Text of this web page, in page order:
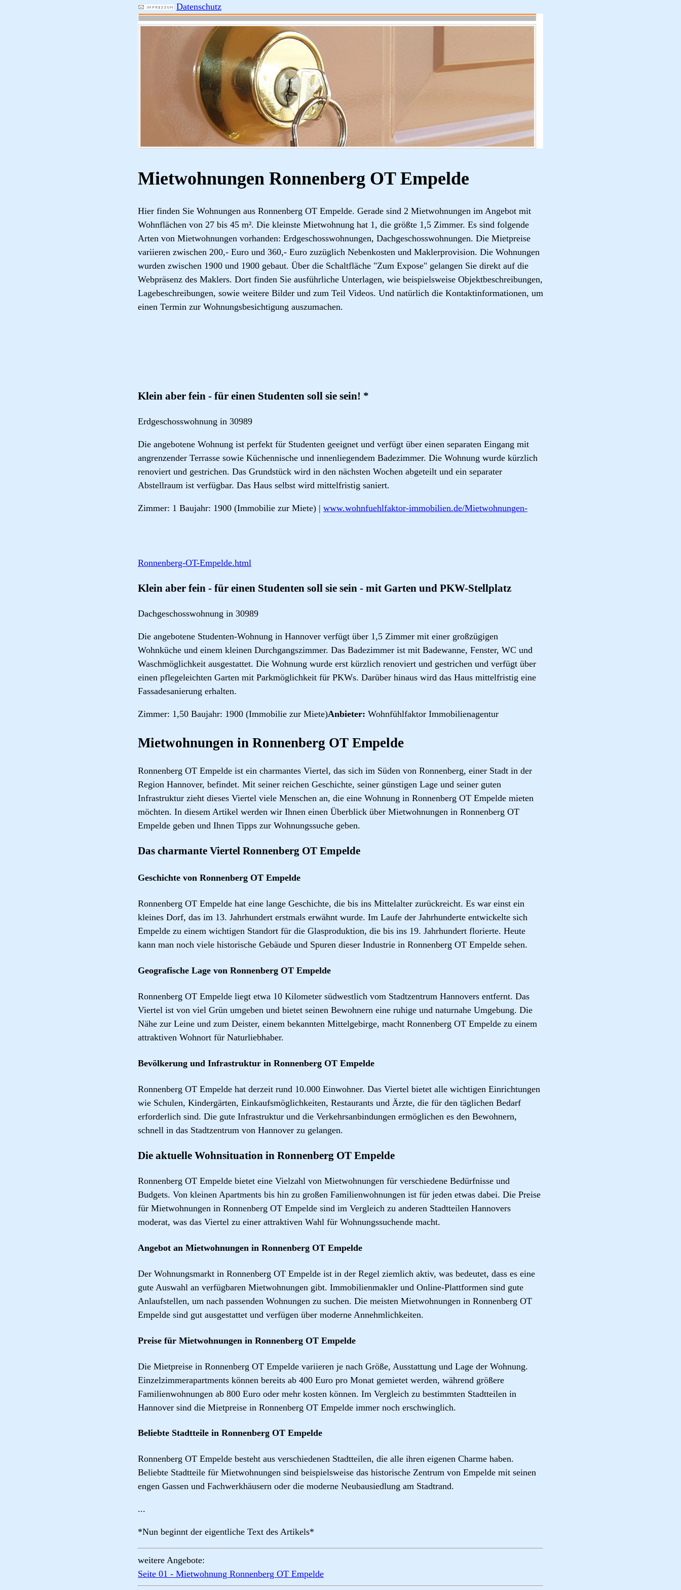
Datenschutz
Mietwohnungen Ronnenberg OT Empelde
Hier finden Sie Wohnungen aus Ronnenberg OT Empelde. Gerade sind 2 Mietwohnungen im Angebot mit
Wohnflächen von 27 bis 45 m². Die kleinste Mietwohnung hat 1, die größte 1,5 Zimmer. Es sind folgende
Arten von Mietwohnungen vorhanden: Erdgeschosswohnungen, Dachgeschosswohnungen. Die Mietpreise
variieren zwischen 200,- Euro und 360,- Euro zuzüglich Nebenkosten und Maklerprovision. Die Wohnungen
wurden zwischen 1900 und 1900 gebaut. Über die Schaltfläche "Zum Expose" gelangen Sie direkt auf die
Webpräsenz des Maklers. Dort finden Sie ausführliche Unterlagen, wie beispielsweise Objektbeschreibungen,
Lagebeschreibungen, sowie weitere Bilder und zum Teil Videos. Und natürlich die Kontaktinformationen, um
einen Termin zur Wohnungsbesichtigung auszumachen.
Klein aber fein - für einen Studenten soll sie sein! *
Erdgeschosswohnung in 30989
Die angebotene Wohnung ist perfekt für Studenten geeignet und verfügt über einen separaten Eingang mit
angrenzender Terrasse sowie Küchennische und innenliegendem Badezimmer. Die Wohnung wurde kürzlich
renoviert und gestrichen. Das Grundstück wird in den nächsten Wochen abgeteilt und ein separater
Abstellraum ist verfügbar. Das Haus selbst wird mittelfristig saniert.
Zimmer: 1 Baujahr: 1900 (Immobilie zur Miete) | www.wohnfuehlfaktor-immobilien.de/Mietwohnungen-
Ronnenberg-OT-Empelde.html
Klein aber fein - für einen Studenten soll sie sein - mit Garten und PKW-Stellplatz
Dachgeschosswohnung in 30989
Die angebotene Studenten-Wohnung in Hannover verfügt über 1,5 Zimmer mit einer großzügigen
Wohnküche und einem kleinen Durchgangszimmer. Das Badezimmer ist mit Badewanne, Fenster, WC und
Waschmöglichkeit ausgestattet. Die Wohnung wurde erst kürzlich renoviert und gestrichen und verfügt über
einen pflegeleichten Garten mit Parkmöglichkeit für PKWs. Darüber hinaus wird das Haus mittelfristig eine
Fassadesanierung erhalten.
Zimmer: 1,50 Baujahr: 1900 (Immobilie zur Miete)Anbieter: Wohnfühlfaktor Immobilienagentur
Mietwohnungen in Ronnenberg OT Empelde
Ronnenberg OT Empelde ist ein charmantes Viertel, das sich im Süden von Ronnenberg, einer Stadt in der
Region Hannover, befindet. Mit seiner reichen Geschichte, seiner günstigen Lage und seiner guten
Infrastruktur zieht dieses Viertel viele Menschen an, die eine Wohnung in Ronnenberg OT Empelde mieten
möchten. In diesem Artikel werden wir Ihnen einen Überblick über Mietwohnungen in Ronnenberg OT
Empelde geben und Ihnen Tipps zur Wohnungssuche geben.
Das charmante Viertel Ronnenberg OT Empelde
Geschichte von Ronnenberg OT Empelde
Ronnenberg OT Empelde hat eine lange Geschichte, die bis ins Mittelalter zurückreicht. Es war einst ein
kleines Dorf, das im 13. Jahrhundert erstmals erwähnt wurde. Im Laufe der Jahrhunderte entwickelte sich
Empelde zu einem wichtigen Standort für die Glasproduktion, die bis ins 19. Jahrhundert florierte. Heute
kann man noch viele historische Gebäude und Spuren dieser Industrie in Ronnenberg OT Empelde sehen.
Geografische Lage von Ronnenberg OT Empelde
Ronnenberg OT Empelde liegt etwa 10 Kilometer südwestlich vom Stadtzentrum Hannovers entfernt. Das
Viertel ist von viel Grün umgeben und bietet seinen Bewohnern eine ruhige und naturnahe Umgebung. Die
Nähe zur Leine und zum Deister, einem bekannten Mittelgebirge, macht Ronnenberg OT Empelde zu einem
attraktiven Wohnort für Naturliebhaber.
Bevölkerung und Infrastruktur in Ronnenberg OT Empelde
Ronnenberg OT Empelde hat derzeit rund 10.000 Einwohner. Das Viertel bietet alle wichtigen Einrichtungen
wie Schulen, Kindergärten, Einkaufsmöglichkeiten, Restaurants und Ärzte, die für den täglichen Bedarf
erforderlich sind. Die gute Infrastruktur und die Verkehrsanbindungen ermöglichen es den Bewohnern,
schnell in das Stadtzentrum von Hannover zu gelangen.
Die aktuelle Wohnsituation in Ronnenberg OT Empelde
Ronnenberg OT Empelde bietet eine Vielzahl von Mietwohnungen für verschiedene Bedürfnisse und
Budgets. Von kleinen Apartments bis hin zu großen Familienwohnungen ist für jeden etwas dabei. Die Preise
für Mietwohnungen in Ronnenberg OT Empelde sind im Vergleich zu anderen Stadtteilen Hannovers
moderat, was das Viertel zu einer attraktiven Wahl für Wohnungssuchende macht.
Angebot an Mietwohnungen in Ronnenberg OT Empelde
Der Wohnungsmarkt in Ronnenberg OT Empelde ist in der Regel ziemlich aktiv, was bedeutet, dass es eine
gute Auswahl an verfügbaren Mietwohnungen gibt. Immobilienmakler und Online-Plattformen sind gute
Anlaufstellen, um nach passenden Wohnungen zu suchen. Die meisten Mietwohnungen in Ronnenberg OT
Empelde sind gut ausgestattet und verfügen über moderne Annehmlichkeiten.
Preise für Mietwohnungen in Ronnenberg OT Empelde
Die Mietpreise in Ronnenberg OT Empelde variieren je nach Größe, Ausstattung und Lage der Wohnung.
Einzelzimmerapartments können bereits ab 400 Euro pro Monat gemietet werden, während größere
Familienwohnungen ab 800 Euro oder mehr kosten können. Im Vergleich zu bestimmten Stadtteilen in
Hannover sind die Mietpreise in Ronnenberg OT Empelde immer noch erschwinglich.
Beliebte Stadtteile in Ronnenberg OT Empelde
Ronnenberg OT Empelde besteht aus verschiedenen Stadtteilen, die alle ihren eigenen Charme haben.
Beliebte Stadtteile für Mietwohnungen sind beispielsweise das historische Zentrum von Empelde mit seinen
engen Gassen und Fachwerkhäusern oder die moderne Neubausiedlung am Stadtrand.
...
*Nun beginnt der eigentliche Text des Artikels*
weitere Angebote:
Seite 01 - Mietwohnung Ronnenberg OT Empelde